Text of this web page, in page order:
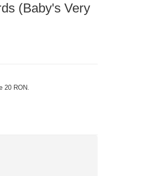
(Baby's Very
20 RON.